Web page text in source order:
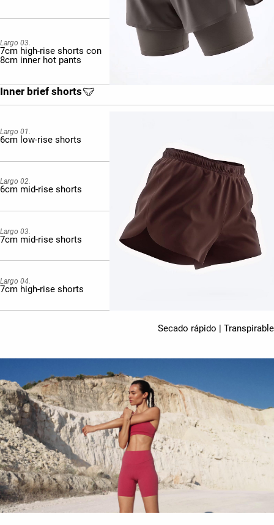
Largo 03.
7cm high-rise shorts con
8cm inner hot pants
Inner brief shorts
Largo 01.
6cm low-rise shorts
Largo 02.
6cm mid-rise shorts
Largo 03.
7cm mid-rise shorts
Largo 04.
7cm high-rise shorts
Secado rápido | Transpirable